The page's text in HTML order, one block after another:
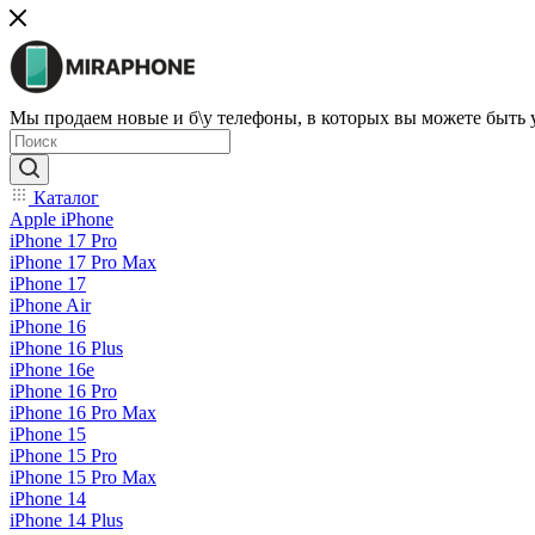
Мы продаем новые и б\у телефоны, в которых вы можете быть
Каталог
Apple iPhone
iPhone 17 Pro
iPhone 17 Pro Max
iPhone 17
iPhone Air
iPhone 16
iPhone 16 Plus
iPhone 16e
iPhone 16 Pro
iPhone 16 Pro Max
iPhone 15
iPhone 15 Pro
iPhone 15 Pro Max
iPhone 14
iPhone 14 Plus